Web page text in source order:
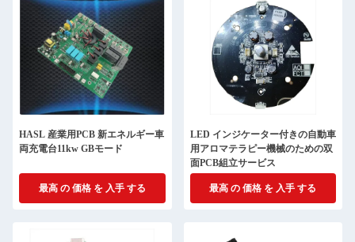
HASL 産業用PCB 新エネルギー車
両充電台11kw GBモード
最高 の 価格 を 入手 する
LED インジケーター付きの自動車
用アロマテラピー機械のための双
面PCB組立サービス
最高 の 価格 を 入手 する